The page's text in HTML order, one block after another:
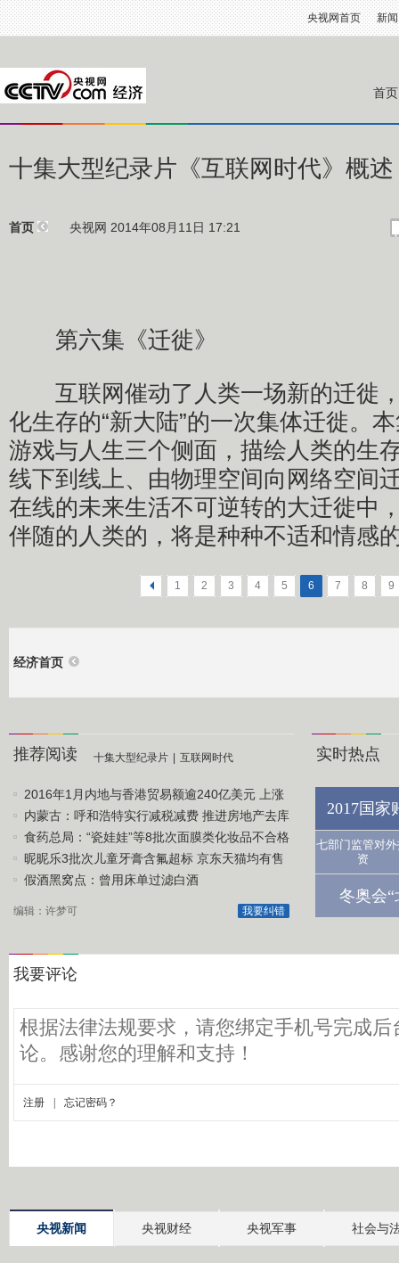
央视网首页 新闻
首页
十集大型纪录片《互联网时代》概述
首页 央视网 2014年08月11日 17:21
第六集《迁徙》
互联网催动了人类一场新的迁徙
化生存的“新大陆”的一次集体迁徙。
游戏与人生三个侧面，描绘人类的生
线下到线上、由物理空间向网络空间
在线的未来生活不可逆转的大迁徙中
伴随的人类的，将是种种不适和情感
< 1 2 3 4 5 6 7 8 9
经济首页
推荐阅读 十集大型纪录片 互联网时代
2016年1月内地与香港贸易额逾240亿美元 上涨
1.1%
内蒙古：呼和浩特实行减税减费 推进房地产去库
存
食药总局：“瓷娃娃”等8批次面膜类化妆品不合格
昵昵乐3批次儿童牙膏含氟超标 京东天猫均有售
假酒黑窝点：曾用床单过滤白酒
我要纠错
编辑：许梦可
实时热点
2017国家
七部门监管对
资
冬奥会“
央视新闻 央视财经 央视军事 社会与